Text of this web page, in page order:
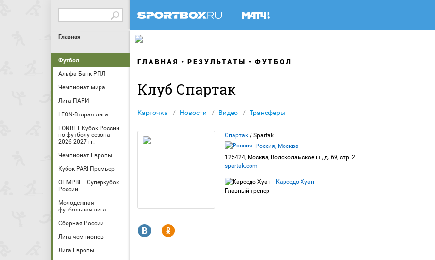
Главная
Футбол
Альфа-Банк РПЛ
Чемпионат мира
Лига ПАРИ
LEON-Вторая лига
FONBET Кубок России
по футболу сезона
2026-2027 гг.
Чемпионат Европы
Кубок PARI Премьер
OLIMPBET Суперкубок
России
Молодежная
футбольная лига
Сборная России
Лига чемпионов
Лига Европы
ГЛАВНАЯ РЕЗУЛЬТАТЫ ФУТБОЛ
Клуб Спартак
Карточка Новости Видео Трансферы
Спартак / Spartak
Россия, Москва
125424, Москва, Волоколамское ш., д. 69, стр. 2
spartak.com
Карседо Хуан
Главный тренер
R Y